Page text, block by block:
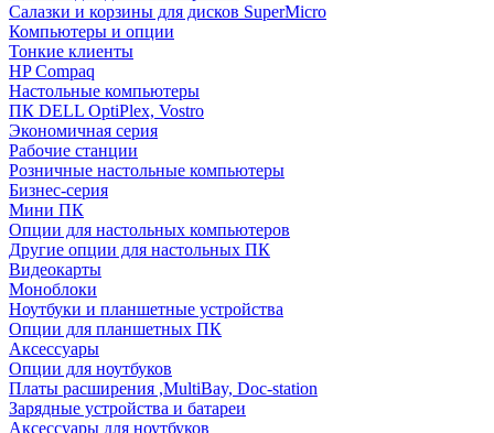
Салазки и корзины для дисков SuperMicro
Компьютеры и опции
Тонкие клиенты
HP Compaq
Настольные компьютеры
ПК DELL OptiPlex, Vostro
Экономичная серия
Рабочие станции
Розничные настольные компьютеры
Бизнес-серия
Мини ПК
Опции для настольных компьютеров
Другие опции для настольных ПК
Видеокарты
Моноблоки
Ноутбуки и планшетные устройства
Опции для планшетных ПК
Аксессуары
Опции для ноутбуков
Платы расширения ,MultiBay, Doc-station
Зарядные устройства и батареи
Аксессуары для ноутбуков